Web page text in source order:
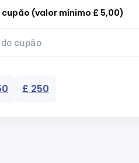
(valor mínimo £ 5,00)
£ 250